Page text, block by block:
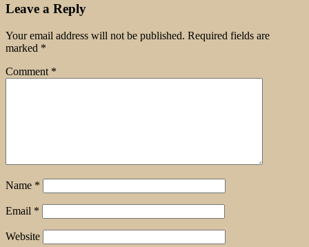
Leave a Reply
Your email address will not be published. Required fields are
marked *
Comment *
Name *
Email *
Website